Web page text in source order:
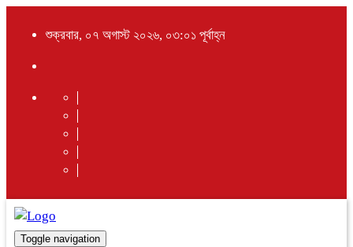
শুক্রবার, ০৭ অগাস্ট ২০২৬, ০৩:০১ পূর্বাহ্ন
Toggle navigation